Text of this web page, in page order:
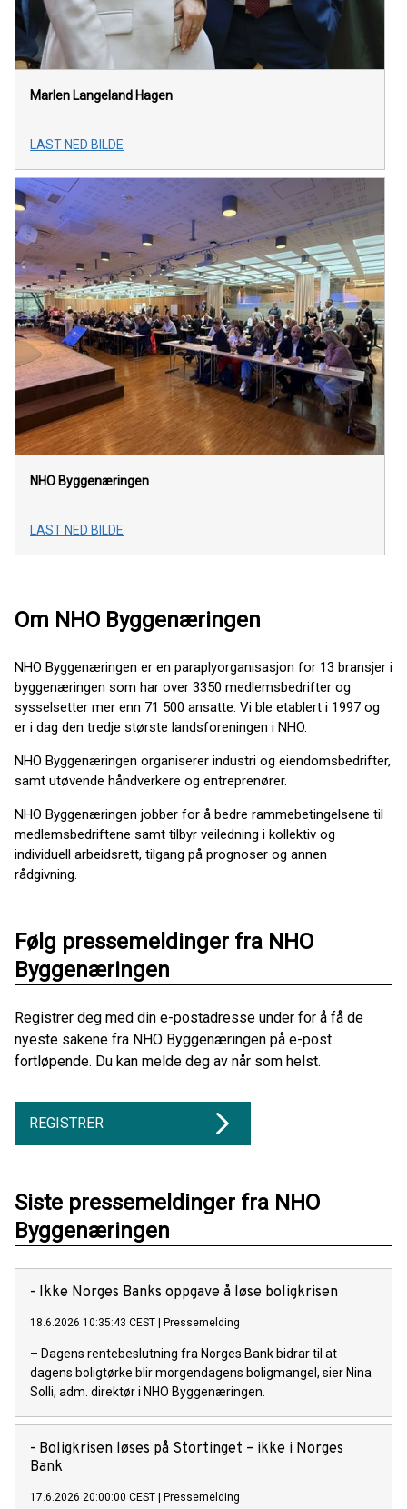
Marlen Langeland Hagen
LAST NED BILDE
NHO Byggenæringen
LAST NED BILDE
Om NHO Byggenæringen
NHO Byggenæringen er en paraplyorganisasjon for 13 bransjer i
byggenæringen som har over 3350 medlemsbedrifter og
sysselsetter mer enn 71 500 ansatte. Vi ble etablert i 1997 og
er i dag den tredje største landsforeningen i NHO.
NHO Byggenæringen organiserer industri og eiendomsbedrifter,
samt utøvende håndverkere og entreprenører.
NHO Byggenæringen jobber for å bedre rammebetingelsene til
medlemsbedriftene samt tilbyr veiledning i kollektiv og
individuell arbeidsrett, tilgang på prognoser og annen
rådgivning.
Følg pressemeldinger fra NHO
Byggenæringen
Registrer deg med din e-postadresse under for å få de
nyeste sakene fra NHO Byggenæringen på e-post
fortløpende. Du kan melde deg av når som helst.
REGISTRER
Siste pressemeldinger fra NHO
Byggenæringen
- Ikke Norges Banks oppgave å løse boligkrisen
18.6.2026 10:35:43 CEST Pressemelding
– Dagens rentebeslutning fra Norges Bank bidrar til at
dagens boligtørke blir morgendagens boligmangel, sier Nina
Solli, adm. direktør i NHO Byggenæringen.
- Boligkrisen løses på Stortinget – ikke i Norges
Bank
17.6.2026 20:00:00 CEST Pressemelding